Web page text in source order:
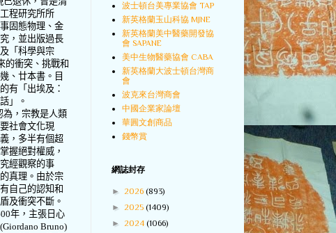
程研究所所
固態物理、金
，並出版過長
「科學與宗
的衝突、挑戰和
、廿本書。目
有「出埃及：
」。
為，宗教是人類
社會文化現
，多半有個超
握絕對權威，
經觀察的事
真理。由於宗
自己的認知和
及衝突不斷。
年，主張日心
(Giordano Bruno)
波士頓台美專業協會 TAP
新英格蘭玉山科協 MJNE
新英格蘭美中醫藥開發協
會 SAPANE
美中生物醫藥協會 CABA
新英格蘭大波士頓台灣商
會
波克來台灣商會
中國企業家論壇
華圓文創商品
錢幣賞
網誌封存
► 2026 (893)
► 2025 (1409)
► 2024 (1066)